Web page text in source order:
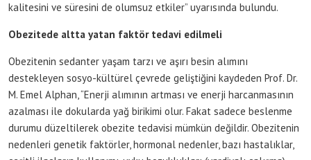
kalitesini ve süresini de olumsuz etkiler” uyarısında bulundu.
Obezitede altta yatan faktör tedavi edilmeli
Obezitenin sedanter yaşam tarzı ve aşırı besin alımını
destekleyen sosyo-kültürel çevrede geliştiğini kaydeden Prof. Dr.
M. Emel Alphan, “Enerji alımının artması ve enerji harcanmasının
azalması ile dokularda yağ birikimi olur. Fakat sadece beslenme
durumu düzeltilerek obezite tedavisi mümkün değildir. Obezitenin
nedenleri genetik faktörler, hormonal nedenler, bazı hastalıklar,